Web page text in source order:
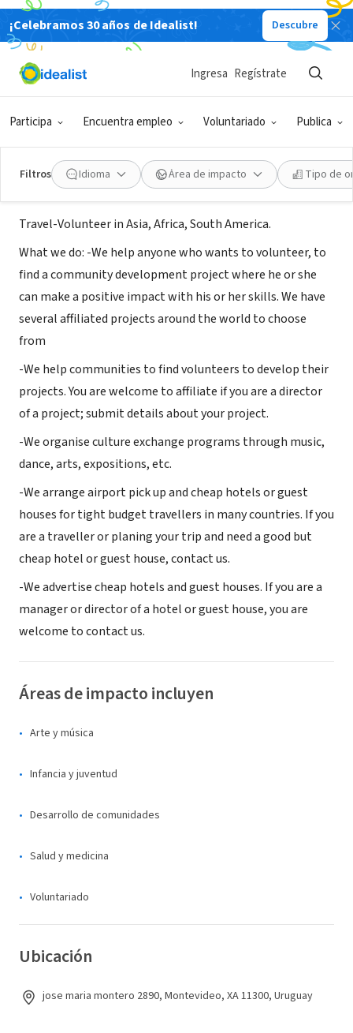
¡Celebramos 30 años de Idealist! Descubre
Participa Encuentra empleo Voluntariado Publica
Ingresa Regístrate
Filtros Idioma Área de impacto Tipo de
ORGANIZACIÓN SIN FIN DE LUCRO
HT -Heartwill Teyi- Travel Volunteer
Organization
Montevideo, XA, Uruguay|www.heartwillteyi.org
Acerca de
Travel-Volunteer in Asia, Africa, South America.
What we do: -We help anyone who wants to volunteer, to
find a community development project where he or she
can make a positive impact with his or her skills. We have
several affiliated projects around the world to choose
from
-We help communities to find volunteers to develop their
projects. You are welcome to affiliate if you are a director
of a project; submit details about your project.
-We organise culture exchange programs through music,
dance, arts, expositions, etc.
-We arrange airport pick up and cheap hotels or guest
houses for tight budget travellers in many countries. If you
are a traveller or planing your trip and need a good but
cheap hotel or guest house, contact us.
-We advertise cheap hotels and guest houses. If you are a
manager or director of a hotel or guest house, you are
welcome to contact us.
Áreas de impacto incluyen
Arte y música
Infancia y juventud
Desarrollo de comunidades
Salud y medicina
Voluntariado
Ubicación
jose maria montero 2890, Montevideo, XA 11300, Uruguay